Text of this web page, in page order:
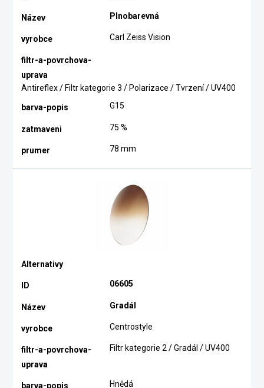
Plnobarevná
Carl Zeiss Vision
Antireflex / Filtr kategorie 3 / Polarizace / Tvrzení / UV400
G15
75 %
78 mm
06605
Gradál
Centrostyle
Filtr kategorie 2 / Gradál / UV400
Hnědá